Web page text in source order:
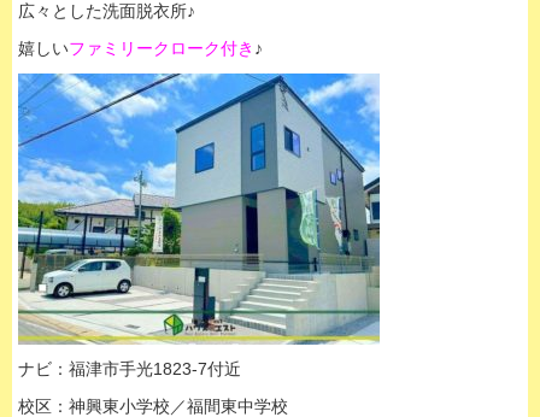
広々とした洗面脱衣所♪
嬉しいファミリークローク付き ♪
ナビ：福津市手光1823-7付近
校区：神興東小学校／福間東中学校